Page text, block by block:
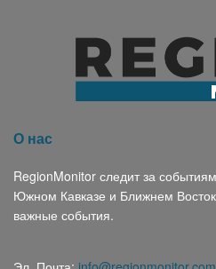
О нас
RegionMonitor следит за
Южном Кавказе и Ближнем
важные события.